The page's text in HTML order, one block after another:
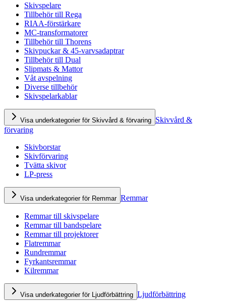
Skivspelare
Tillbehör till Rega
RIAA-förstärkare
MC-transformatorer
Tillbehör till Thorens
Skivpuckar & 45-varvsadaptrar
Tillbehör till Dual
Slipmats & Mattor
Våt avspelning
Diverse tillbehör
Skivspelarkablar
Visa underkategorier för Skivvård & förvaring Skivvård &
förvaring
Skivborstar
Skivförvaring
Tvätta skivor
LP-press
Visa underkategorier för Remmar Remmar
Remmar till skivspelare
Remmar till bandspelare
Remmar till projektorer
Flatremmar
Rundremmar
Fyrkantsremmar
Kilremmar
Visa underkategorier för Ljudförbättring Ljudförbättring